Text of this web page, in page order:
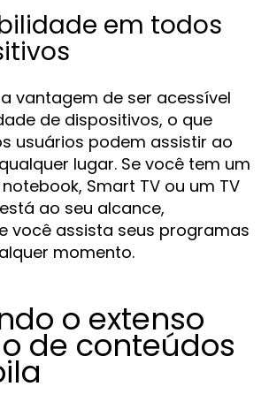
em todos
vantagem de ser acessível
de dispositivos, o que
usuários podem assistir ao
lugar. Se você tem um
Smart TV ou um TV
ao seu alcance,
você assista seus programas
momento.
o extenso
de conteúdos